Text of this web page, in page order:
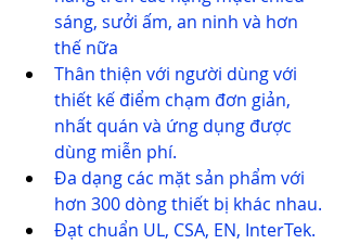
sáng, sưởi ấm, an ninh và hơn
thế nữa
Thân thiện với người dùng với
thiết kế điểm chạm đơn giản,
nhất quán và ứng dụng được
dùng miễn phí.
Đa dạng các mặt sản phẩm với
hơn 300 dòng thiết bị khác nhau.
Đạt chuẩn UL, CSA, EN, InterTek.